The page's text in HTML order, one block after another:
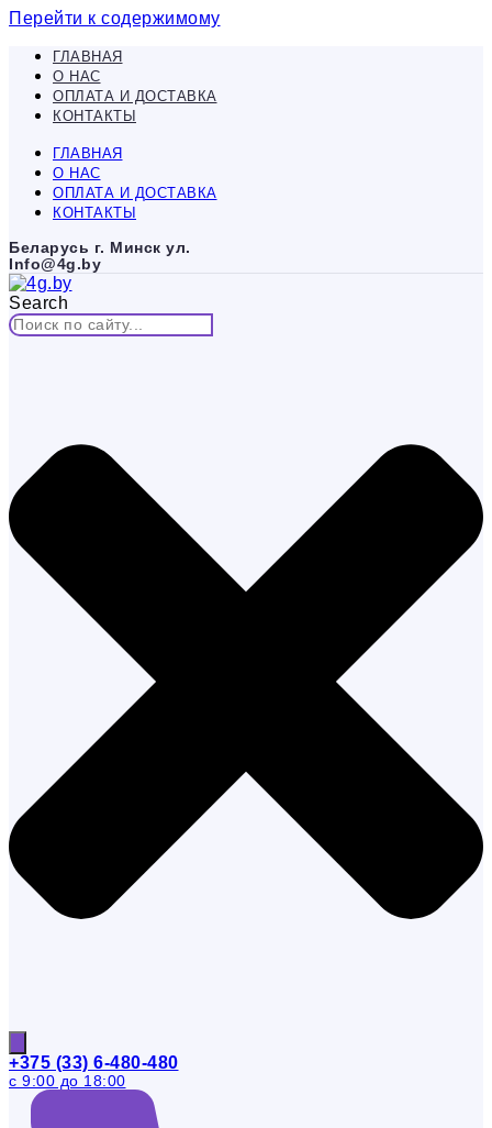
Перейти к содержимому
ГЛАВНАЯ
О НАС
ОПЛАТА И ДОСТАВКА
КОНТАКТЫ
ГЛАВНАЯ
О НАС
ОПЛАТА И ДОСТАВКА
КОНТАКТЫ
Беларусь г. Минск ул.
Info@4g.by
Search
+375 (33) 6-480-480
с 9:00 до 18:00